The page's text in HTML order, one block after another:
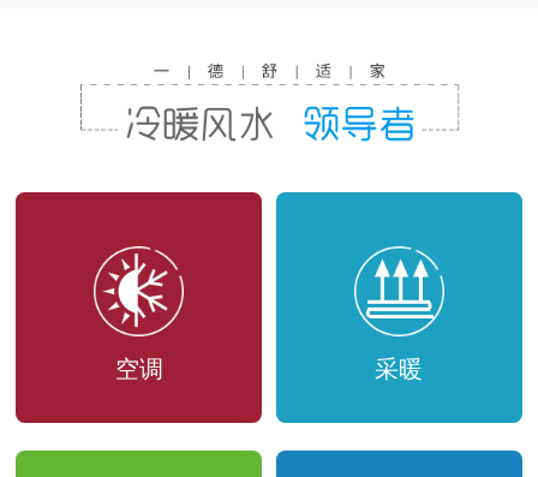
空调 采暖